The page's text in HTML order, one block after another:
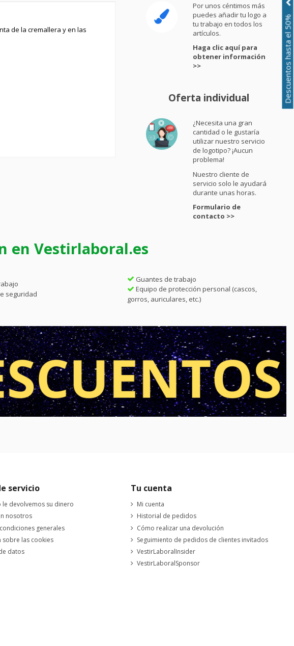
de la cremallera y en las
Por unos céntimos más
puedes añadir tu logo a
tu trabajo en todos los
artículos.
Haga clic aquí para
obtener información
>>
Oferta individual
¿Necesita una gran
cantidad o le gustaría
utilizar nuestro servicio
de logotipo? ¡Aucun
problema!
Nuestro cliente de
servicio solo le ayudará
durante unas horas.
Formulario de
contacto >>
en Vestirlaboral.es
seguridad
Guantes de trabajo
Equipo de protección personal (cascos,
gorros, auriculares, etc.)
servicio
le devolvemos su dinero
nosotros
generales
sobre las cookies
datos
Tu cuenta
Mi cuenta
Historial de pedidos
Cómo realizar una devolución
Seguimiento de pedidos de clientes invitados
VestirLaboralInsider
VestirLaboralSponsor
Descuentos hasta el 50%